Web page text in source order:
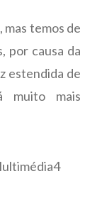
mas temos de
por causa da
estendida de
muito mais